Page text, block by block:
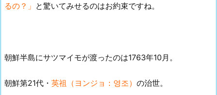
るの？」 と驚いてみせるのはお約束ですね。
朝鮮半島にサツマイモが渡ったのは1763年10月。
朝鮮第21代・ 英祖（ヨンジョ：영조） の治世。